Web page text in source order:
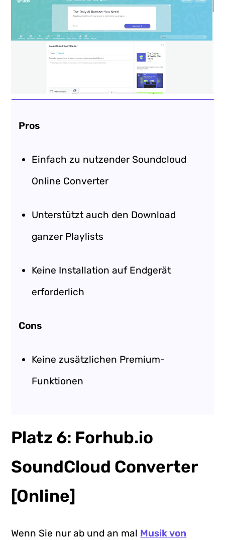
Pros
Einfach zu nutzender Soundcloud
Online Converter
Unterstützt auch den Download
ganzer Playlists
Keine Installation auf Endgerät
erforderlich
Cons
Keine zusätzlichen Premium-
Funktionen
Platz 6: Forhub.io
SoundCloud Converter
[Online]
Wenn Sie nur ab und an mal Musik von